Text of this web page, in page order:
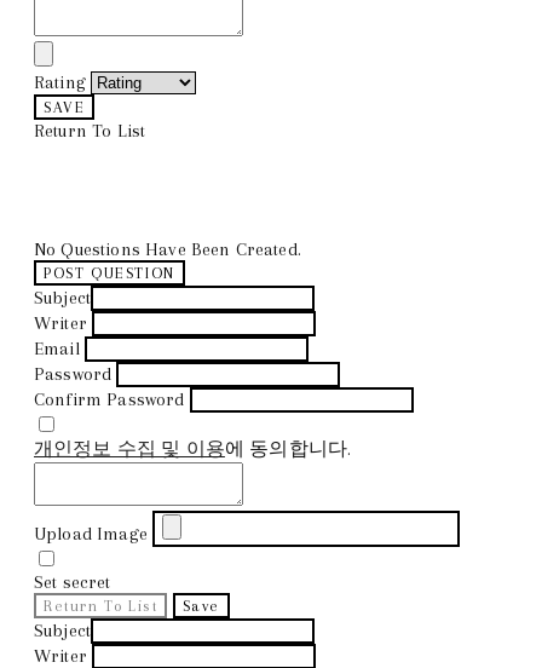
Rating
SAVE
Return To List
No Questions Have Been Created.
POST QUESTION
Subject
Writer
Email
Password
Confirm Password
개인정보 수집 및 이용에 동의합니다.
Upload Image
Set secret
Return To List Save
Subject
Writer